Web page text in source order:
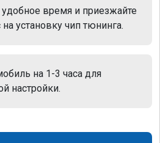
время и приезжайте
установку чип тюнинга.
на 1-3 часа для
настройки.